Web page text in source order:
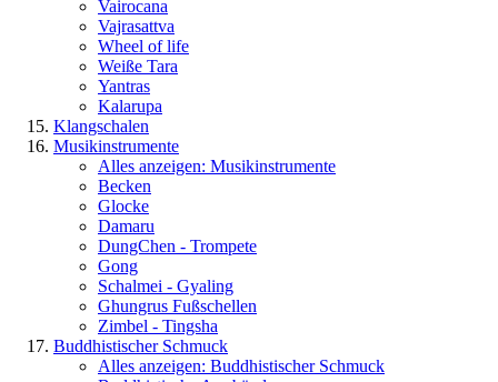
Vairocana
Vajrasattva
Wheel of life
Weiße Tara
Yantras
Kalarupa
Klangschalen
Musikinstrumente
Alles anzeigen: Musikinstrumente
Becken
Glocke
Damaru
DungChen - Trompete
Gong
Schalmei - Gyaling
Ghungrus Fußschellen
Zimbel - Tingsha
Buddhistischer Schmuck
Alles anzeigen: Buddhistischer Schmuck